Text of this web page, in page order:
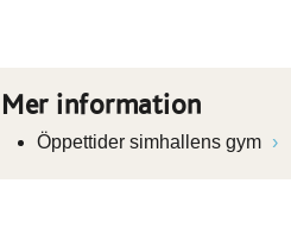
Mer information
Öppettider simhallens gym